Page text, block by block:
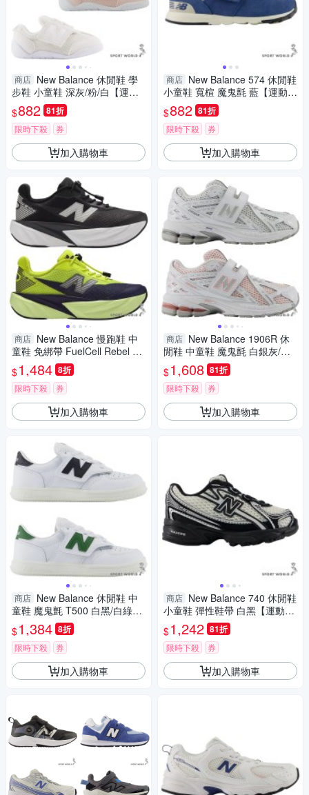
商店 New Balance 休閒鞋 學
步鞋 小童鞋 深灰/粉/白【運動
世界】NW1STGR-W/NW1STP
K-W/NW1STWR-W
$882 81折
限時下殺 券
加入購物車
商店 New Balance 慢跑鞋 中
童鞋 免綁帶 FuelCell Rebel 黑/
綠【運動世界】PFCX8P5-W/P
FCX7Z6-W
$1,484 8折
限時下殺 券
加入購物車
商店 New Balance 休閒鞋 中
童鞋 魔鬼氈 T500 白黑/白綠
【運動世界】PHT500CA-M/P
HT500CC-M
$1,384 8折
限時下殺 券
加入購物車
商店 New Balance 574 休閒鞋
小童鞋 寬楦 魔鬼氈 藍【運動世
界】NW574BLE-W
$882 81折
限時下殺 券
加入購物車
商店 New Balance 1906R 休
閒鞋 中童鞋 魔鬼氈 白銀灰/白
橘紅【運動世界】PV1906CA-
W/PV1906CL-W
$1,608 81折
限時下殺 券
加入購物車
商店 New Balance 740 休閒鞋
小童鞋 彈性鞋帶 白黑【運動世
界】I7404RZ-W
$1,242 81折
限時下殺 券
加入購物車